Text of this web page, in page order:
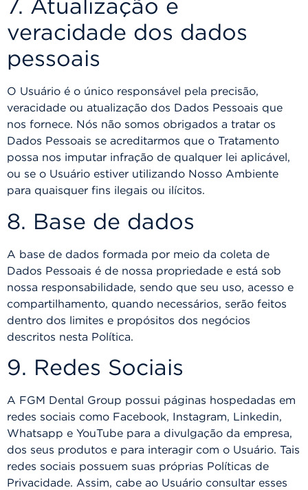
7. Atualização e
veracidade dos dados
pessoais
O Usuário é o único responsável pela precisão,
veracidade ou atualização dos Dados Pessoais que
nos fornece. Nós não somos obrigados a tratar os
Dados Pessoais se acreditarmos que o Tratamento
possa nos imputar infração de qualquer lei aplicável,
ou se o Usuário estiver utilizando Nosso Ambiente
para quaisquer fins ilegais ou ilícitos.
8. Base de dados
A base de dados formada por meio da coleta de
Dados Pessoais é de nossa propriedade e está sob
nossa responsabilidade, sendo que seu uso, acesso e
compartilhamento, quando necessários, serão feitos
dentro dos limites e propósitos dos negócios
descritos nesta Política.
9. Redes Sociais
A FGM Dental Group possui páginas hospedadas em
redes sociais como Facebook, Instagram, Linkedin,
Whatsapp e YouTube para a divulgação da empresa,
dos seus produtos e para interagir com o Usuário. Tais
redes sociais possuem suas próprias Políticas de
Privacidade. Assim, cabe ao Usuário consultar esses